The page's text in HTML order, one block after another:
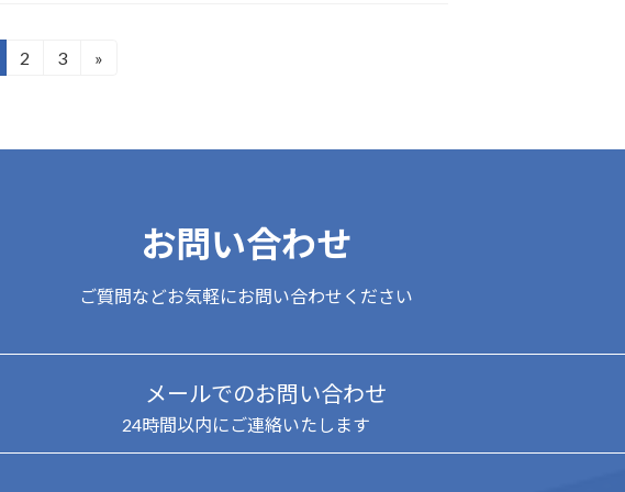
固
2
固
3 »
お問い合わせ
ご質問などお気軽にお問い合わせください
メールでのお問い合わせ
24時間以内にご連絡いたします